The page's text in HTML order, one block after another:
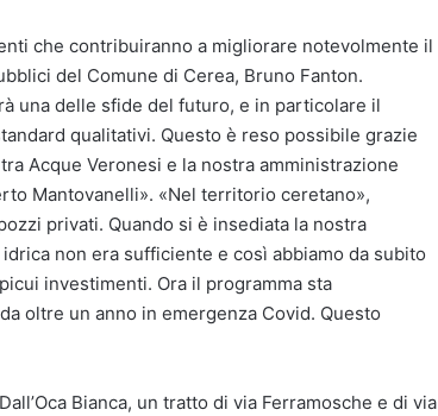
che contribuiranno a migliorare notevolmente il
del Comune di Cerea, Bruno Fanton.
una delle sfide del futuro, e in particolare il
qualitativi. Questo è reso possibile grazie
Acque Veronesi e la nostra amministrazione
Mantovanelli». «Nel territorio ceretano»,
privati. Quando si è insediata la nostra
non era sufficiente e così abbiamo da subito
investimenti. Ora il programma sta
oltre un anno in emergenza Covid. Questo
Bianca, un tratto di via Ferramosche e di via